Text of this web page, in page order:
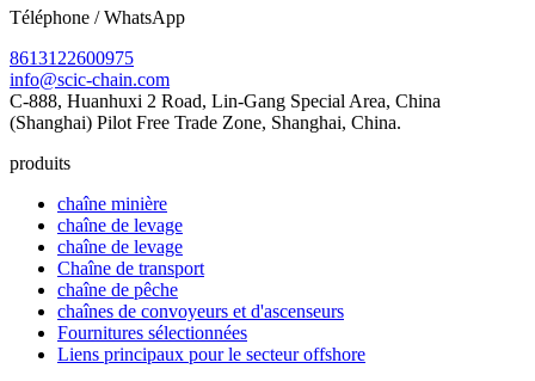
Téléphone / WhatsApp
8613122600975
info@scic-chain.com
C-888, Huanhuxi 2 Road, Lin-Gang Special Area, China
(Shanghai) Pilot Free Trade Zone, Shanghai, China.
produits
chaîne minière
chaîne de levage
chaîne de levage
Chaîne de transport
chaîne de pêche
chaînes de convoyeurs et d'ascenseurs
Fournitures sélectionnées
Liens principaux pour le secteur offshore